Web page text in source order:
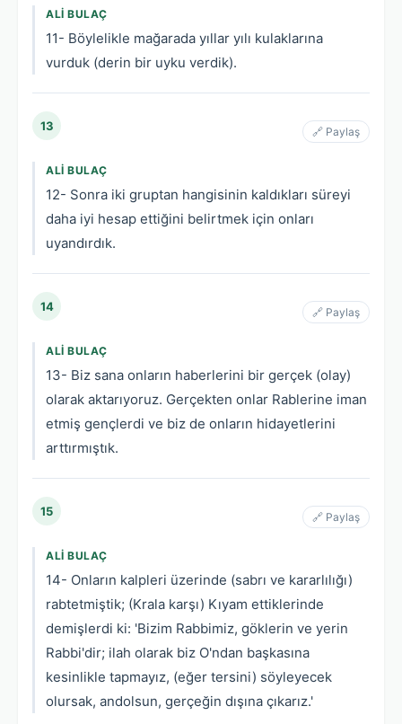
ALI BULAÇ
11- Böylelikle mağarada yıllar yılı kulaklarına
vurduk (derin bir uyku verdik).
13 🔗 Paylaş
ALI BULAÇ
12- Sonra iki gruptan hangisinin kaldıkları süreyi
daha iyi hesap ettiğini belirtmek için onları
uyandırdık.
14 🔗 Paylaş
ALI BULAÇ
13- Biz sana onların haberlerini bir gerçek (olay)
olarak aktarıyoruz. Gerçekten onlar Rablerine iman
etmiş gençlerdi ve biz de onların hidayetlerini
arttırmıştık.
15 🔗 Paylaş
ALI BULAÇ
14- Onların kalpleri üzerinde (sabrı ve kararlılığı)
rabtetmiştik; (Krala karşı) Kıyam ettiklerinde
demişlerdi ki: 'Bizim Rabbimiz, göklerin ve yerin
Rabbi'dir; ilah olarak biz O'ndan başkasına
kesinlikle tapmayız, (eğer tersini) söyleyecek
olursak, andolsun, gerçeğin dışına çıkarız.'